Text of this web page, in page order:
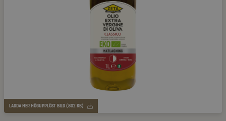
LADDA NER HÖGUPPLÖST BILD (802 KB)